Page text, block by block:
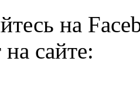
на
сайте: